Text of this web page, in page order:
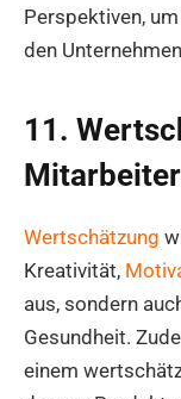
Perspektiven,
den
11.
Wertschätzung
Kreativität,
aus, sondern
Gesundheit.
einem